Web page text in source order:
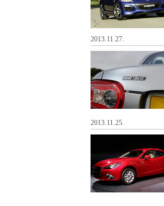
2013.11.27.
2013.11.25.